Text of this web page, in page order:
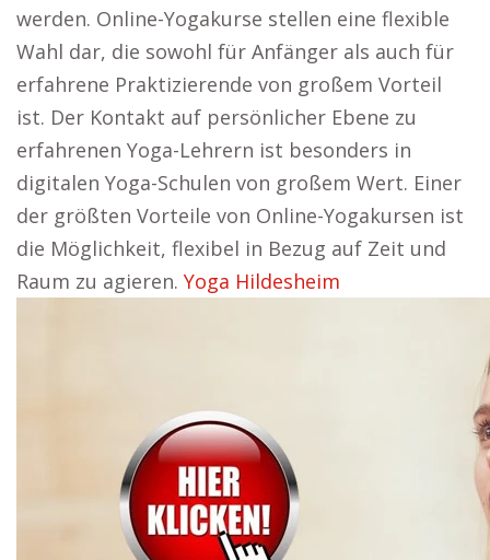
werden. Online-Yogakurse stellen eine flexible
Wahl dar, die sowohl für Anfänger als auch für
erfahrene Praktizierende von großem Vorteil
ist. Der Kontakt auf persönlicher Ebene zu
erfahrenen Yoga-Lehrern ist besonders in
digitalen Yoga-Schulen von großem Wert. Einer
der größten Vorteile von Online-Yogakursen ist
die Möglichkeit, flexibel in Bezug auf Zeit und
Raum zu agieren. Yoga Hildesheim